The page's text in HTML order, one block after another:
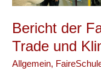
Bericht der
Trade und
Allgemein,